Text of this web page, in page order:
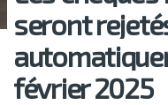
seront
février 2025